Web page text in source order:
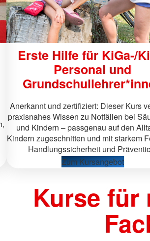
Erste Hilfe für KiGa-/
Personal und
Anerkannt und zertifiziert: Dieser Kurs
praxisnahes Wissen zu Notfällen bei
und Kindern – passgenau auf den
Kindern zugeschnitten und mit starkem
Handlungssicherheit und
Zum Kursangebot
Kurse für